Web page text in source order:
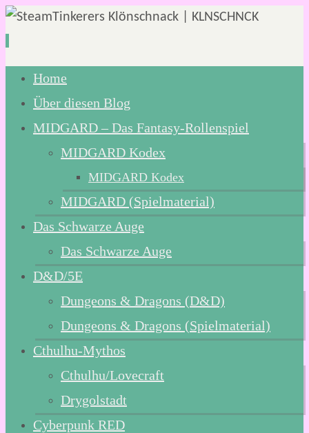
Zum
Inhalt
springen
Home
Über diesen Blog
MIDGARD – Das Fantasy-Rollenspiel
MIDGARD Kodex
MIDGARD Kodex
MIDGARD (Spielmaterial)
Das Schwarze Auge
Das Schwarze Auge
D&D/5E
Dungeons & Dragons (D&D)
Dungeons & Dragons (Spielmaterial)
Cthulhu-Mythos
Cthulhu/Lovecraft
Drygolstadt
Cyberpunk RED